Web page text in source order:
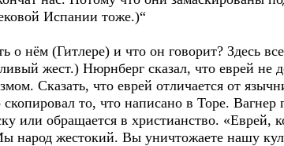
Испании тоже.)“
нём (Гитлере) и что он говорит? Здесь
жест.) Нюрнберг сказал, что еврей не
Сказать, что еврей отличается от
то, что написано в Торе. Вагнер
или обращается в христианство. «Еврей,
народ жестокий. Вы уничтожаете нашу